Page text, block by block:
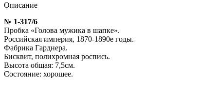
Описание
№ 1-317/6
Пробка «Голова мужика в шапке».
Российская империя, 1870-1890е годы.
Фабрика Гарднера.
Бисквит, полихромная роспись.
Высота общая: 7,5см.
Состояние: хорошее.